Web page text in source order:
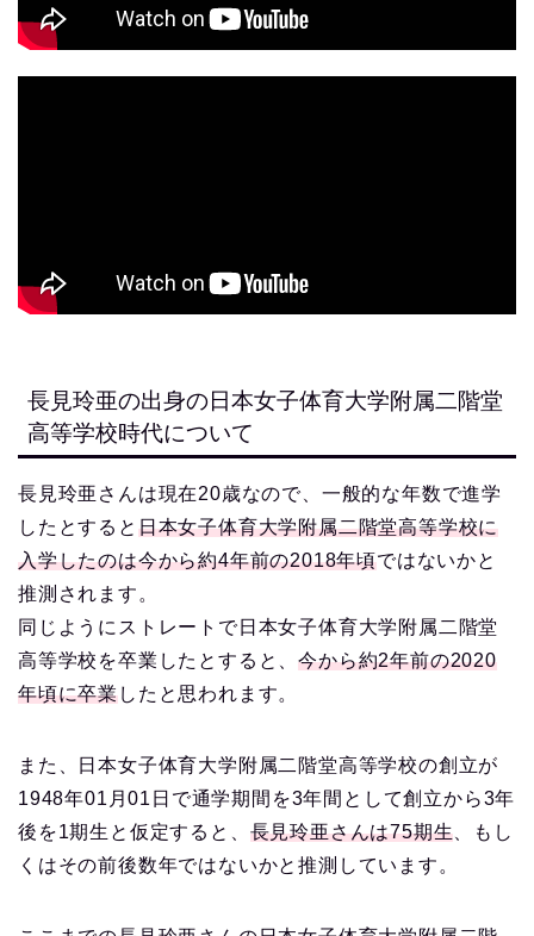
長見玲亜の出身の日本女子体育大学附属二階堂
高等学校時代について
長見玲亜さんは現在20歳なので、一般的な年数で進学
したとすると 日本女子体育大学附属二階堂高等学校に
入学したのは今から約4年前の2018年頃ではないかと
推測されます。
同じようにストレートで日本女子体育大学附属二階堂
高等学校を卒業したとすると、今から約2年前の2020
年頃に卒業したと思われます。
また、日本女子体育大学附属二階堂高等学校の創立が
1948年01月01日で通学期間を3年間として創立から3年
後を1期生と仮定すると、 長見玲亜さんは75期生 、もし
くはその前後数年ではないかと推測しています。